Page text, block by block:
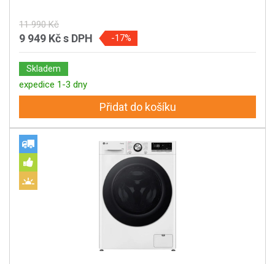
11 990 Kč
9 949 Kčs DPH -17%
Skladem
expedice 1-3 dny
Přidat do košíku